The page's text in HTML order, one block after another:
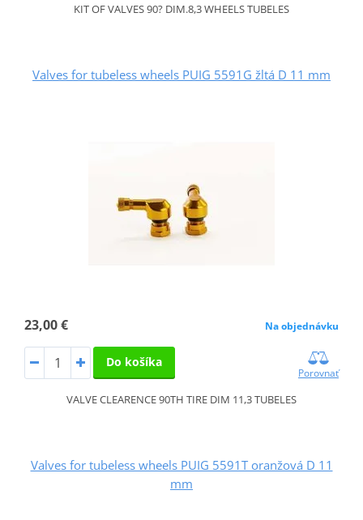
KIT OF VALVES 90? DIM.8,3 WHEELS TUBELES
Valves for tubeless wheels PUIG 5591G žltá D 11 mm
23,00 € Na objednávku
Do košíka
Porovnať
VALVE CLEARENCE 90TH TIRE DIM 11,3 TUBELES
Valves for tubeless wheels PUIG 5591T oranžová D 11
mm